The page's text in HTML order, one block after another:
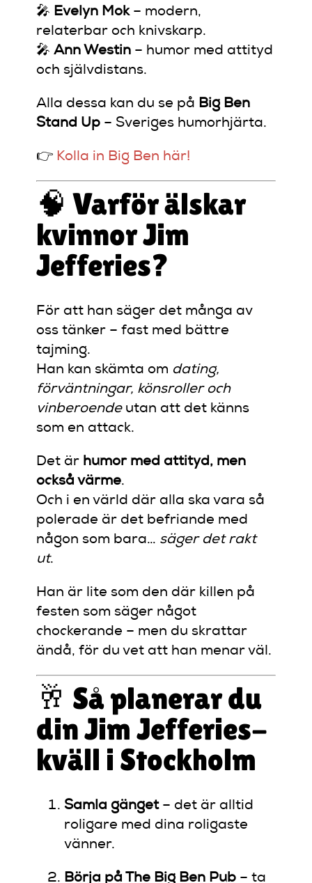
🎤 Evelyn Mok– modern,
relaterbar och knivskarp.
🎤Ann Westin – humor med attityd
och självdistans.
Alla dessa kan du se på Big Ben
Stand Up – Sveriges humorhjärta.
👉 Kolla in Big Ben här!
🧠 Varför älskar
kvinnor Jim
Jefferies?
För att han säger det många av
oss tänker – fast med bättre
tajming.
Han kan skämta om dating,
förväntningar, könsroller och
vinberoendeutan att det känns
som en attack.
Det är humor med attityd, men
också värme.
Och i en värld där alla ska vara så
polerade är det befriande med
någon som bara… säger det rakt
ut.
Han är lite som den där killen på
festen som säger något
chockerande – men du skrattar
ändå, för du vet att han menar väl.
🥂 Så planerar du
din Jim Jefferies-
kväll i Stockholm
Samla gänget– det är alltid
roligare med dina roligaste
vänner.
Börja på The Big Ben Pub – ta